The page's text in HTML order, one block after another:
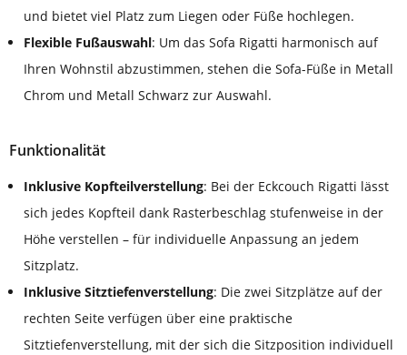
und bietet viel Platz zum Liegen oder Füße hochlegen.
Flexible Fußauswahl: Um das Sofa Rigatti harmonisch auf
Ihren Wohnstil abzustimmen, stehen die Sofa-Füße in Metall
Chrom und Metall Schwarz zur Auswahl.
Funktionalität
Inklusive Kopfteilverstellung: Bei der Eckcouch Rigatti lässt
sich jedes Kopfteil dank Rasterbeschlag stufenweise in der
Höhe verstellen – für individuelle Anpassung an jedem
Sitzplatz.
Inklusive Sitztiefenverstellung: Die zwei Sitzplätze auf der
rechten Seite verfügen über eine praktische
Sitztiefenverstellung, mit der sich die Sitzposition individuell